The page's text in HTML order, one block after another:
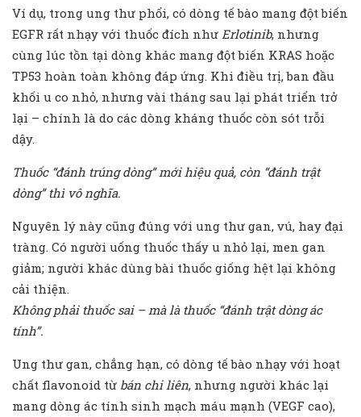
Ví dụ, trong ung thư phổi, có dòng tế bào mang đột biến
EGFR rất nhạy với thuốc đích như Erlotinib, nhưng
cùng lúc tồn tại dòng khác mang đột biến KRAS hoặc
TP53 hoàn toàn không đáp ứng. Khi điều trị, ban đầu
khối u co nhỏ, nhưng vài tháng sau lại phát triển trở
lại – chính là do các dòng kháng thuốc còn sót trỗi
dậy.
Thuốc “đánh trúng dòng” mới hiệu quả, còn “đánh trật
dòng” thì vô nghĩa.
Nguyên lý này cũng đúng với ung thư gan, vú, hay đại
tràng. Có người uống thuốc thấy u nhỏ lại, men gan
giảm; người khác dùng bài thuốc giống hệt lại không
cải thiện.
Không phải thuốc sai – mà là thuốc “đánh trật dòng ác
tính”.
Ung thư gan, chẳng hạn, có dòng tế bào nhạy với hoạt
chất flavonoid từ bán chi liên, nhưng người khác lại
mang dòng ác tính sinh mạch máu mạnh (VEGF cao),